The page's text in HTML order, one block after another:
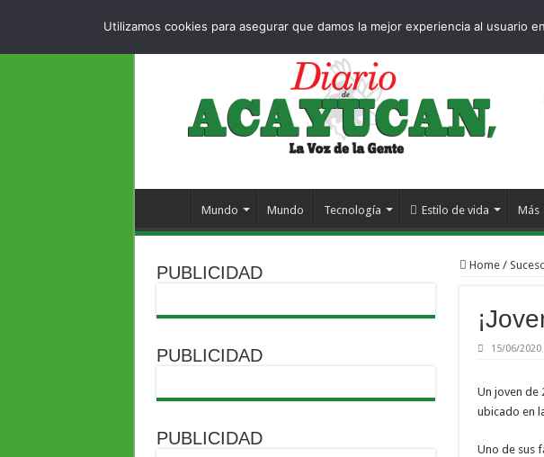
Mundo Mundo Tecnología Estilo de vida Más
Home /
15/06/2020
Un joven de
ubicado en
Uno de sus
PUBLICIDAD
PUBLICIDAD
PUBLICIDAD
Utilizamos cookies para asegurar que damos la mejor experiencia al